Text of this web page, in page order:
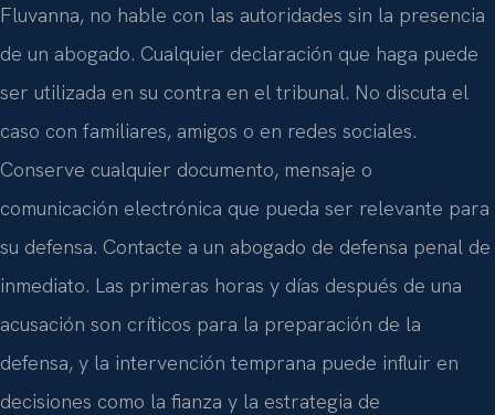
Fluvanna, no hable con las autoridades sin la presencia
de un abogado. Cualquier declaración que haga puede
ser utilizada en su contra en el tribunal. No discuta el
caso con familiares, amigos o en redes sociales.
Conserve cualquier documento, mensaje o
comunicación electrónica que pueda ser relevante para
su defensa. Contacte a un abogado de defensa penal de
inmediato. Las primeras horas y días después de una
acusación son críticos para la preparación de la
defensa, y la intervención temprana puede influir en
decisiones como la fianza y la estrategia de